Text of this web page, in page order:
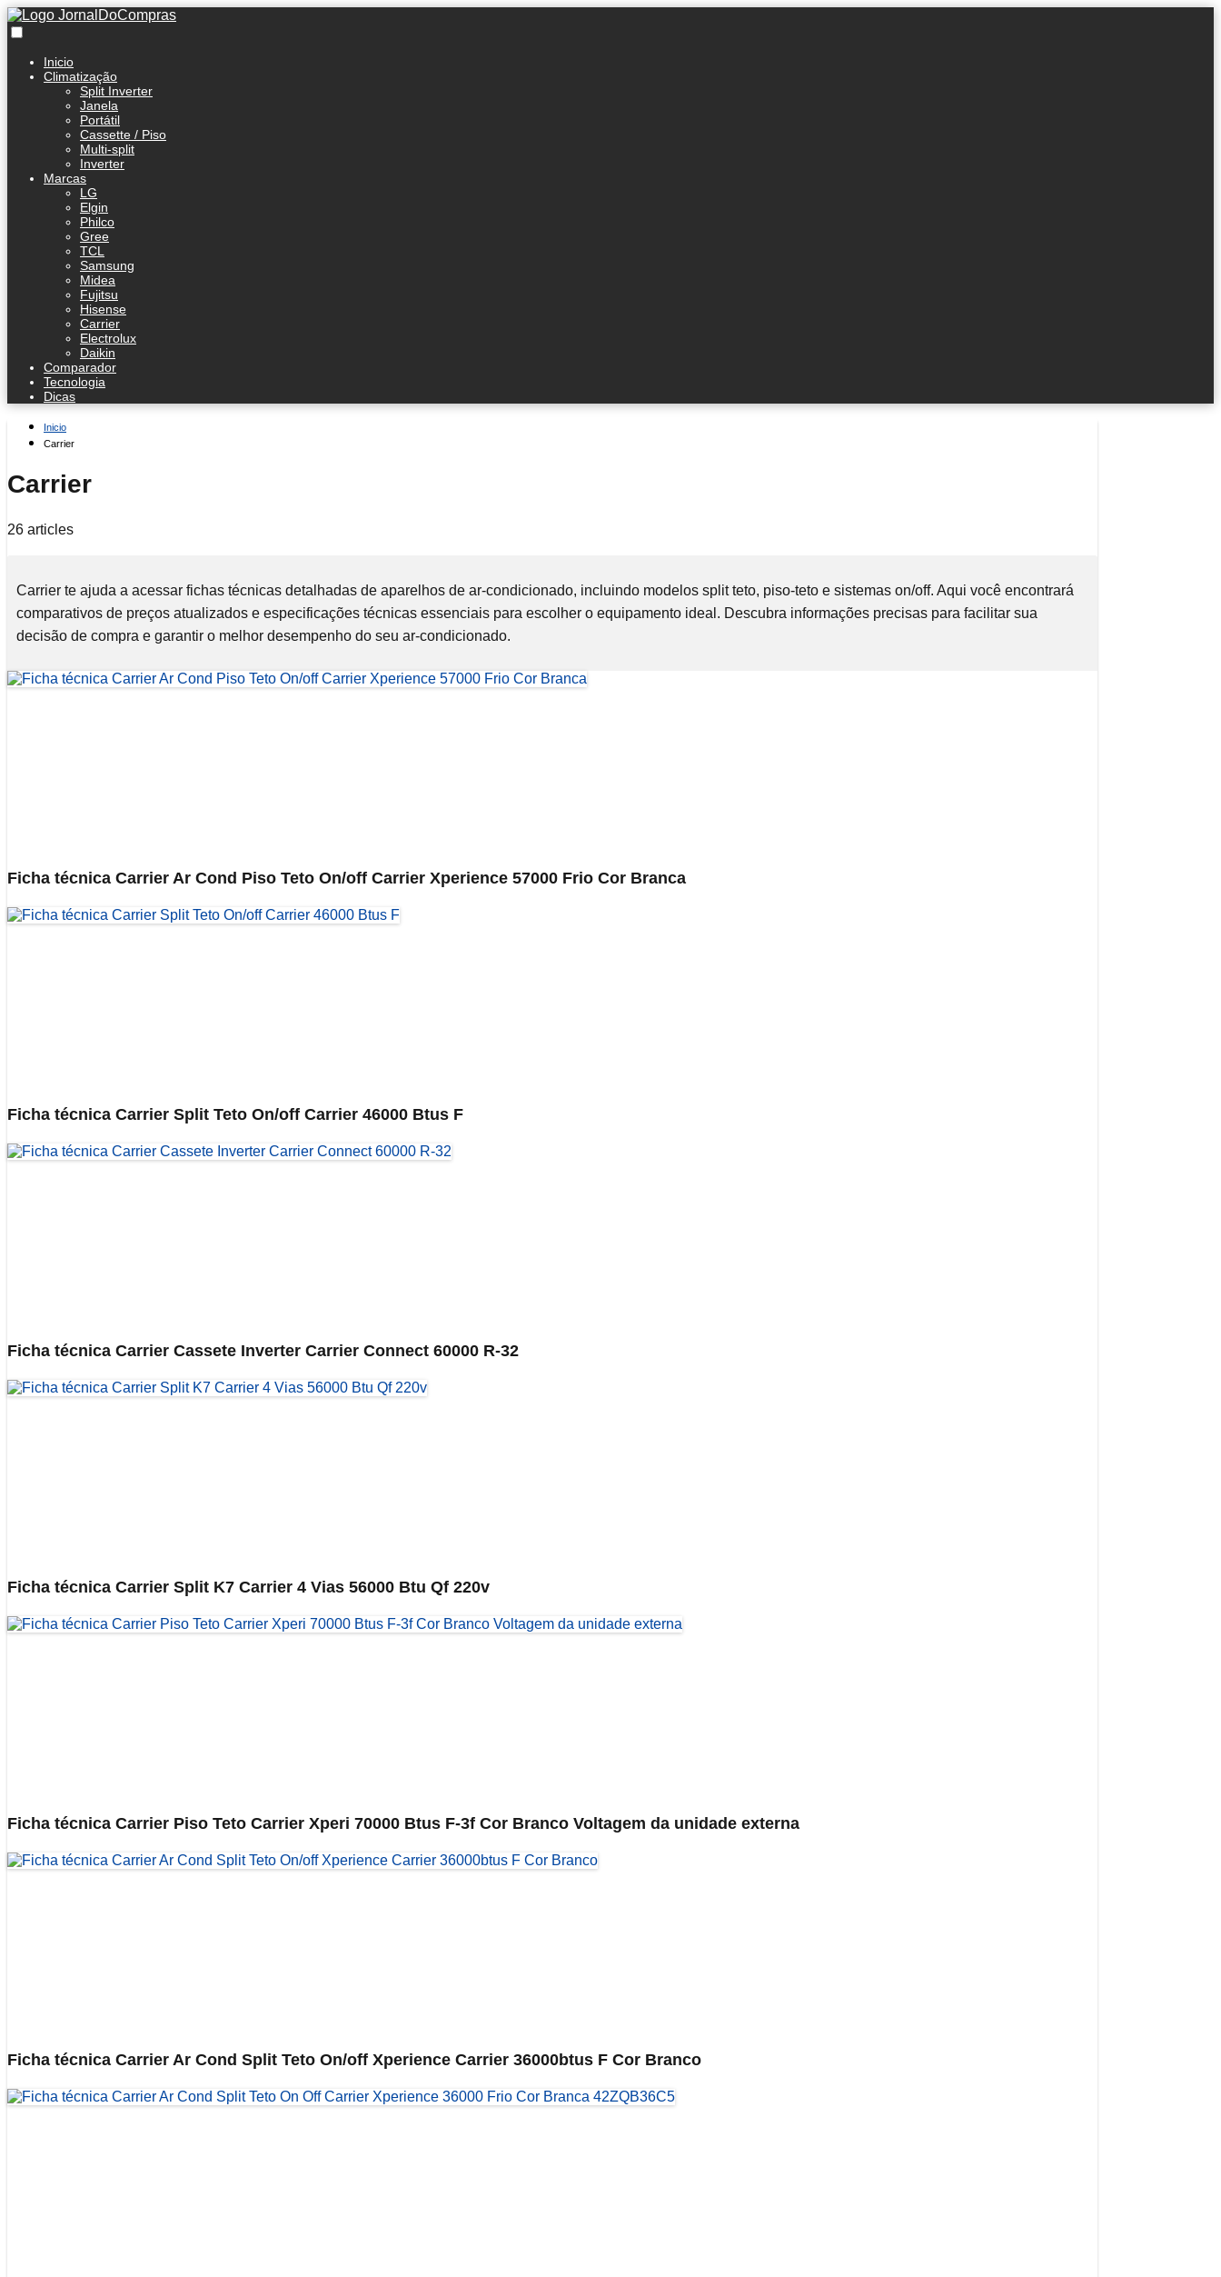
Inicio
Climatização
Split Inverter
Janela
Portátil
Cassette / Piso
Multi-split
Inverter
Marcas
LG
Elgin
Philco
Gree
TCL
Samsung
Midea
Fujitsu
Hisense
Carrier
Electrolux
Daikin
Comparador
Tecnologia
Dicas
Inicio
Carrier
Carrier
26 articles
Carrier te ajuda a acessar fichas técnicas detalhadas de aparelhos de ar-condicionado, incluindo modelos split teto, piso-teto e sistemas on/off. Aqui você encontrará
comparativos de preços atualizados e especificações técnicas essenciais para escolher o equipamento ideal. Descubra informações precisas para facilitar sua
decisão de compra e garantir o melhor desempenho do seu ar-condicionado.
Ficha técnica Carrier Ar Cond Piso Teto On/off Carrier Xperience 57000 Frio Cor Branca
Ficha técnica Carrier Split Teto On/off Carrier 46000 Btus F
Ficha técnica Carrier Cassete Inverter Carrier Connect 60000 R-32
Ficha técnica Carrier Split K7 Carrier 4 Vias 56000 Btu Qf 220v
Ficha técnica Carrier Piso Teto Carrier Xperi 70000 Btus F-3f Cor Branco Voltagem da unidade externa
Ficha técnica Carrier Ar Cond Split Teto On/off Xperience Carrier 36000btus F Cor Branco